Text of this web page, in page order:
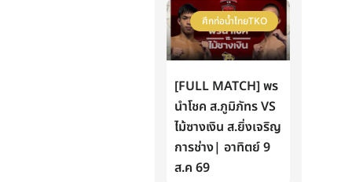
ศึกท่อน้ำไทยTKO
[FULL MATCH] พร
นำโชค ส.ภูมิภัทร VS
ไม้ซางเงิน ส.ยิ่งเจริญ
การช่าง| อาทิตย์ 9
ส.ค 69